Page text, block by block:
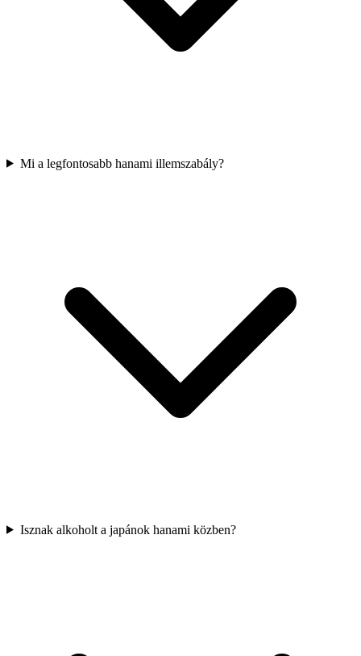
Mi a legfontosabb hanami illemszabály?
Isznak alkoholt a japánok hanami közben?